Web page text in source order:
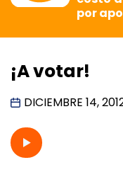
por
¡A votar!
DICIEMBRE 14,